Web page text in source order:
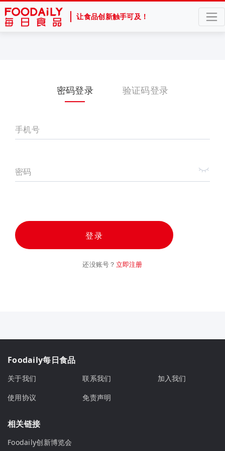
让食品创新触手可及！
密码登录 验证码登录
手机号
密码
登录
还没账号？ 立即注册
Foodaily每日食品
关于我们 联系我们
加入我们
使用协议
免责声明
相关链接
Foodaily创新博览会